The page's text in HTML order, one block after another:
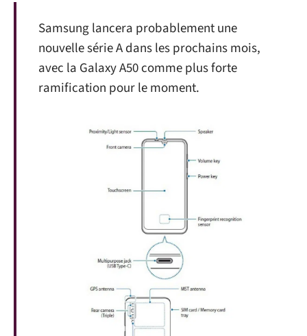
Samsung lancera probablement une
nouvelle série A dans les prochains mois,
avec la Galaxy A50 comme plus forte
ramification pour le moment.